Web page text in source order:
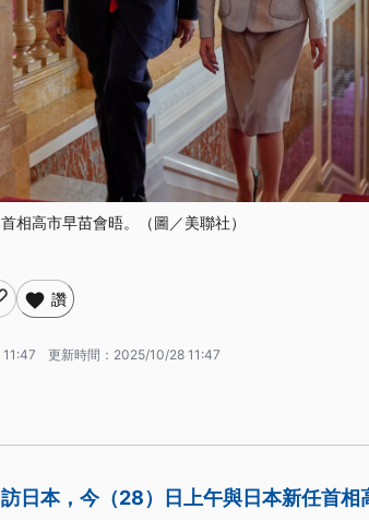
相高市早苗會晤。（圖／美聯社）
讚
更新時間： 2025/10/28 11:47
日本，今（28）日上午與日本新任首